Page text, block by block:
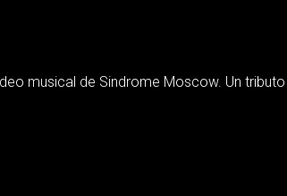
musical de Sindrome Moscow. Un